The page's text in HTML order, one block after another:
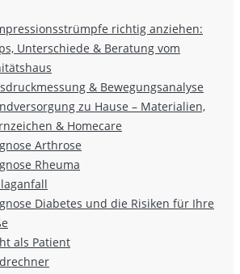
richtig anziehen:
Unterschiede & Beratung vom
& Bewegungsanalyse
zu Hause – Materialien,
& Homecare
Arthrose
Rheuma
Diabetes und die Risiken für Ihre
als Patient